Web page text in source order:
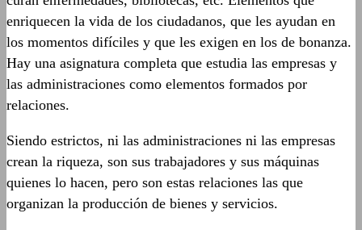
enriquecen la vida de los ciudadanos, que les ayudan en
los momentos difíciles y que les exigen en los de bonanza.
Hay una asignatura completa que estudia las empresas y
las administraciones como elementos formados por
relaciones.
Siendo estrictos, ni las administraciones ni las empresas
crean la riqueza, son sus trabajadores y sus máquinas
quienes lo hacen, pero son estas relaciones las que
organizan la producción de bienes y servicios.